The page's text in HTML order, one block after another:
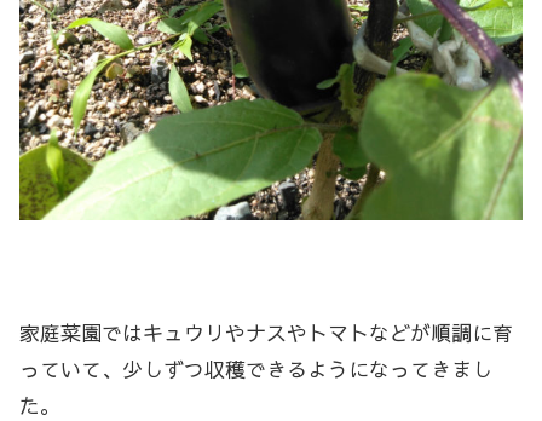
家庭菜園ではキュウリやナスやトマトなどが順調に育
っていて、少しずつ収穫できるようになってきまし
た。